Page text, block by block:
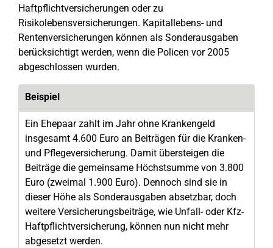
Haftpflichtversicherungen oder zu
Risikolebensversicherungen. Kapitallebens- und
Rentenversicherungen können als Sonderausgaben
berücksichtigt werden, wenn die Policen vor 2005
abgeschlossen wurden.
Beispiel
Ein Ehepaar zahlt im Jahr ohne Krankengeld
insgesamt 4.600 Euro an Beiträgen für die Kranken-
und Pflegeversicherung. Damit übersteigen die
Beiträge die gemeinsame Höchstsumme von 3.800
Euro (zweimal 1.900 Euro). Dennoch sind sie in
dieser Höhe als Sonderausgaben absetzbar, doch
weitere Versicherungsbeiträge, wie Unfall- oder Kfz-
Haftpflichtversicherung, können nun nicht mehr
abgesetzt werden.